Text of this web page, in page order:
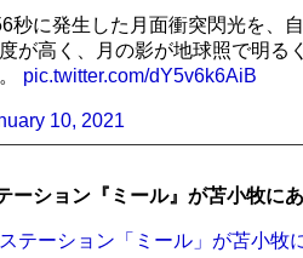
秒に発生した月面衝突閃光を、
が高く、月の影が地球照で明る
pic.twitter.com/dY5v6k6AiB
10, 2021
ーション『ミール』が苫小牧に
テーション「ミール」が苫小牧